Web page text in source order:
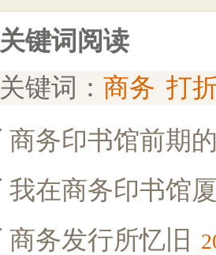
关键词阅读
关键词： 商务 打
商务印书馆前期
我在商务印书馆
商务发行所忆旧